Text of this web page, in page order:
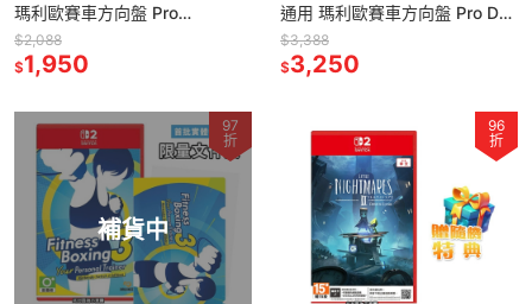
瑪利歐賽車方向盤 Pro
Mini_NSX 122A 任天堂授權
$2,088
$1,950
通用 瑪利歐賽車方向盤 Pro DX
NSX-123A 任天堂授權
$3,388
$3,250
補貨中
97
折
96
折